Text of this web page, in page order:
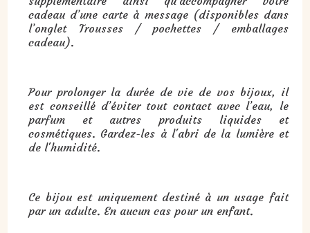
cadeau d’une carte à message (disponibles dans
l’onglet Trousses / pochettes / emballages
cadeau).
Pour prolonger la durée de vie de vos bijoux, il
est conseillé d’éviter tout contact avec l’eau, le
parfum et autres produits liquides et
cosmétiques. Gardez-les à l'abri de la lumière et
de l'humidité.
Ce bijou est uniquement destiné à un usage fait
par un adulte. En aucun cas pour un enfant.